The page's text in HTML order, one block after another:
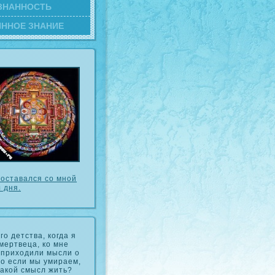
ЗНАНИЕ
сο мной
дня.
детства, когда я
ко мне
приходили мысли о
если мы умираем,
смысл жить?